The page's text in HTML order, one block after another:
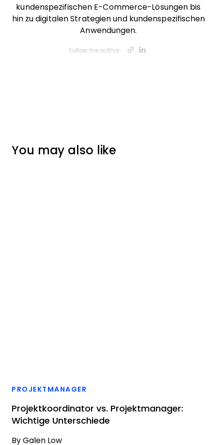
kundenspezifischen E-Commerce-Lösungen bis
hin zu digitalen Strategien und kundenspezifischen
Anwendungen.
Follow the author: Opens new
You may also like
PROJEKTMANAGER
Projektkoordinator vs. Projektmanager:
Wichtige Unterschiede
By Galen Low